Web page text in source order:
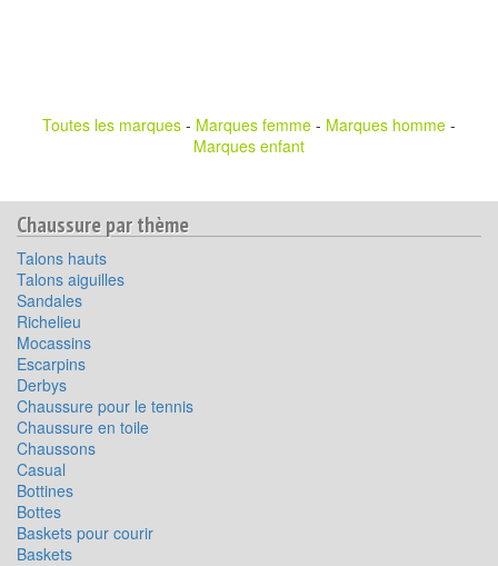
Toutes les marques - Marques femme - Marques homme -
Marques enfant
Chaussure par thème
Talons hauts
Talons aiguilles
Sandales
Richelieu
Mocassins
Escarpins
Derbys
Chaussure pour le tennis
Chaussure en toile
Chaussons
Casual
Bottines
Bottes
Baskets pour courir
Baskets